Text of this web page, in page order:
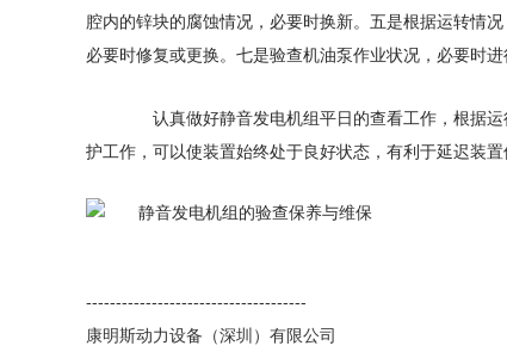
腔内的锌块的腐蚀情况，必要时换新。五是根据运转情况
必要时修复或更换。七是验查机油泵作业状况，必要时进
认真做好静音发电机组平日的查看工作，根据运
护工作，可以使装置始终处于良好状态，有利于延迟装置
-------------------------------------
康明斯动力设备（深圳）有限公司